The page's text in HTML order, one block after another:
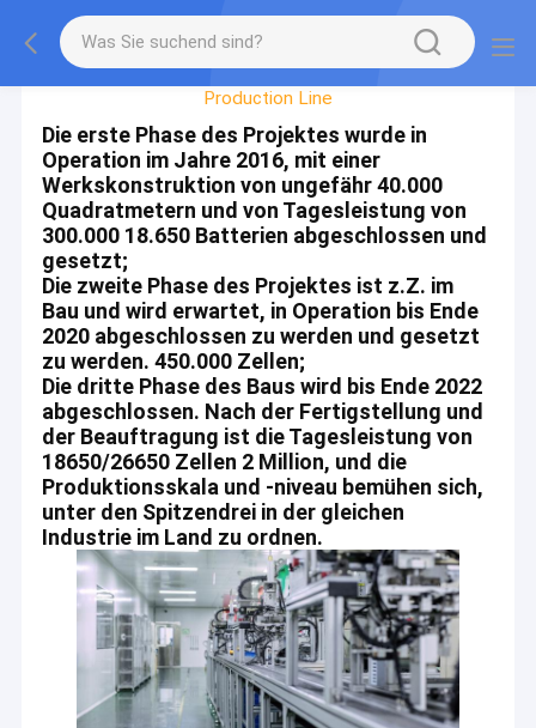
Factory Tour
Production Line
Die erste Phase des Projektes wurde in
Operation im Jahre 2016, mit einer
Werkskonstruktion von ungefähr 40.000
Quadratmetern und von Tagesleistung von
300.000 18.650 Batterien abgeschlossen und
gesetzt;
Die zweite Phase des Projektes ist z.Z. im
Bau und wird erwartet, in Operation bis Ende
2020 abgeschlossen zu werden und gesetzt
zu werden. 450.000 Zellen;
Die dritte Phase des Baus wird bis Ende 2022
abgeschlossen. Nach der Fertigstellung und
der Beauftragung ist die Tagesleistung von
18650/26650 Zellen 2 Million, und die
Produktionsskala und -niveau bemühen sich,
unter den Spitzendrei in der gleichen
Industrie im Land zu ordnen.